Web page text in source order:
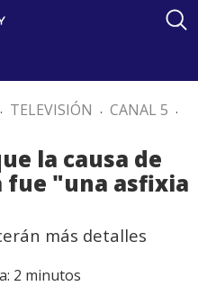
. TELEVISIÓN . CANAL 5 .
la causa de
fue "una asfixia
más detalles
2 minutos